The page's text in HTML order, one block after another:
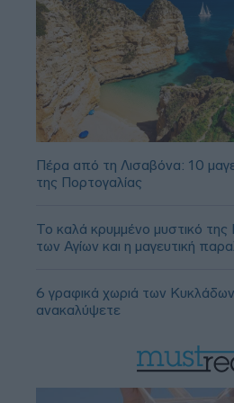
Πέρα από τη Λισαβόνα: 10
της Πορτογαλίας
Το καλά κρυμμένο μυστικό
των Αγίων και η μαγευτική
6 γραφικά χωριά των
ανακαλύψετε